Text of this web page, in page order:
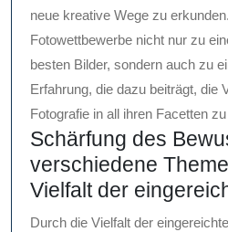
neue kreative Wege zu
Fotowettbewerbe nicht nur zu
besten Bilder, sondern auch zu
Erfahrung, die dazu beiträgt, die
Fotografie in all ihren Facetten
Schärfung des
verschiedene
Vielfalt der
Durch die Vielfalt der